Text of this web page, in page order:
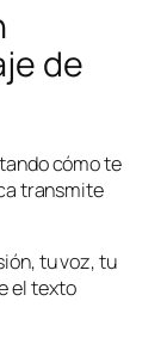
de
cómo te
transmite
tu voz, tu
el texto